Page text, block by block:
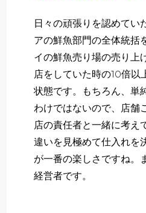
日々の頑張りを認めてい
アの鮮魚部門の全体統括
イの鮮魚売り場の売り上
店をしていた時の10倍以
状態です。もちろん、単
わけではないので、店舗
店の責任者と一緒に考え
違いを見極めて仕入れを
が一番の楽しさですね。
経営者です。